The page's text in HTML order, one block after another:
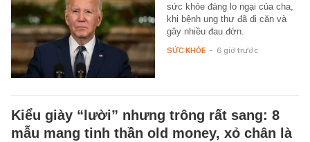
sức khỏe đáng lo ngại của cha,
khi bệnh ung thư đã di căn và
gây nhiều đau đớn.
SỨC KHỎE - 6 giờ trước
Kiểu giày “lười” nhưng trông rất sang: 8
mẫu mang tinh thần old money, xỏ chân là